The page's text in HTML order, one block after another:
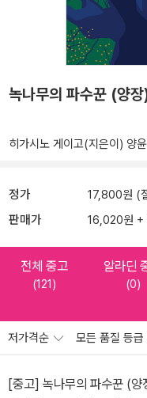
녹나무의 파수꾼 (양
히가시노 게이고(지은이) 양
정가 17,800원 (
판매가 16,020원 +
전체 중고
(121)
알라딘
(0)
저가격순 모든 품질 등급
[중고] 녹나무의 파수꾼 (양